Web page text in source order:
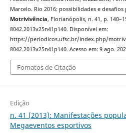
Marcelo. Rio 2016: possibilidades e
Motrivivência, Florianópolis, n. 41, p.
8042.2013v25n41p140. Disponível em:
https://periodicos.ufsc.br/index.php/
8042.2013v25n41p140. Acesso em: 9 ago.
Fomatos de Citação
Edição
n. 41 (2013): Manifestações
Megaeventos esportivos